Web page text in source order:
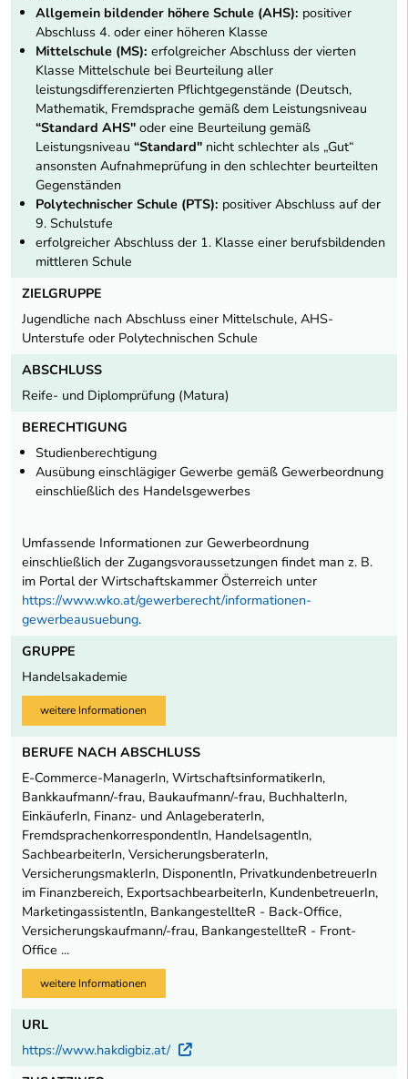
Allgemein bildender höhere Schule (AHS): positiver
Abschluss 4. oder einer höheren Klasse
Mittelschule (MS): erfolgreicher Abschluss der vierten
Klasse Mittelschule bei Beurteilung aller
leistungsdifferenzierten Pflichtgegenstände (Deutsch,
Mathematik, Fremdsprache gemäß dem Leistungsniveau
“Standard AHS" oder eine Beurteilung gemäß
Leistungsniveau “Standard" nicht schlechter als „Gut“
ansonsten Aufnahmeprüfung in den schlechter beurteilten
Gegenständen
Polytechnischer Schule (PTS): positiver Abschluss auf der
9. Schulstufe
erfolgreicher Abschluss der 1. Klasse einer berufsbildenden
mittleren Schule
ZIELGRUPPE
Jugendliche nach Abschluss einer Mittelschule, AHS-
Unterstufe oder Polytechnischen Schule
ABSCHLUSS
Reife- und Diplomprüfung (Matura)
BERECHTIGUNG
Studienberechtigung
Ausübung einschlägiger Gewerbe gemäß Gewerbeordnung
einschließlich des Handelsgewerbes
Umfassende Informationen zur Gewerbeordnung
einschließlich der Zugangsvoraussetzungen findet man z. B.
im Portal der Wirtschaftskammer Österreich unter
https://www.wko.at/gewerberecht/informationen-
gewerbeausuebung.
GRUPPE
Handelsakademie
weitere Informationen
BERUFE NACH ABSCHLUSS
E-Commerce-ManagerIn, WirtschaftsinformatikerIn,
Bankkaufmann/-frau, Baukaufmann/-frau, BuchhalterIn,
EinkäuferIn, Finanz- und AnlageberaterIn,
FremdsprachenkorrespondentIn, HandelsagentIn,
SachbearbeiterIn, VersicherungsberaterIn,
VersicherungsmaklerIn, DisponentIn, PrivatkundenbetreuerIn
im Finanzbereich, ExportsachbearbeiterIn, KundenbetreuerIn,
MarketingassistentIn, BankangestellteR - Back-Office,
Versicherungskaufmann/-frau, BankangestellteR - Front-
Office ...
weitere Informationen
URL
https://www.hakdigbiz.at/
Externer Link